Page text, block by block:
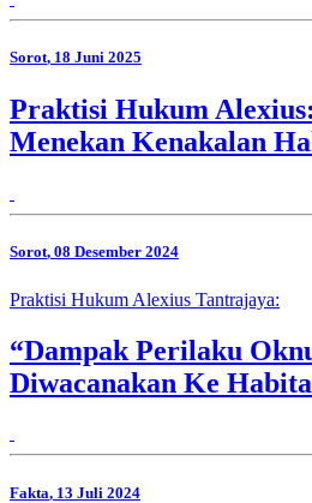
Sorot, 18 Juni 2025
Praktisi Hukum
Menekan Kenakalan
Sorot, 08 Desember 2024
Praktisi Hukum Alexius Tantrajaya:
“Dampak Perilaku
Diwacanakan Ke
Fakta, 13 Juli 2024